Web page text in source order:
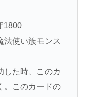
1800
法使い族モンス
した時、このカ
。このカードの